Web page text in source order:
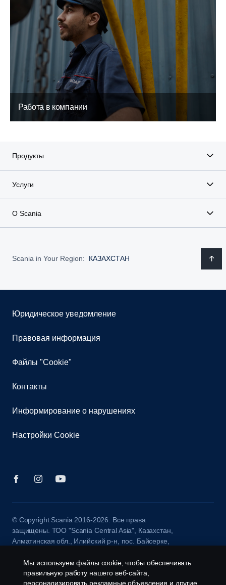
Работа в компании
Продукты
Услуги
О Scania
Scania in Your Region: КАЗАХСТАН
Юридическое уведомление
Правовая информация
Файлы "Cookie"
Контакты
Информирование о нарушениях
Настройки Cookie
© Copyright Scania 2016-2026. Все права
защищены. ТОО "Scania Central Asia", Казахстан,
Алматинская обл., Илийский р-н, пос. Байсерке,
20, Scania Assistance: +7 775 755 11 55
Мы используем файлы cookie, чтобы обеспечивать
правильную работу нашего веб-сайта,
персонализировать рекламные объявления и другие